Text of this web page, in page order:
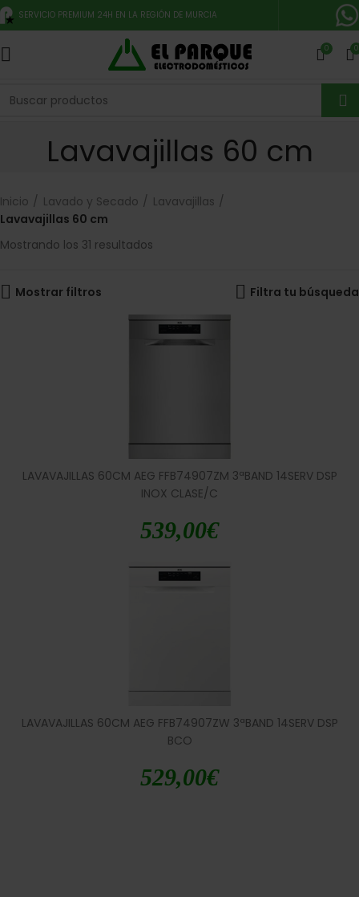
SERVICIO PREMIUM 24H EN LA REGIÓN DE MURCIA
0 0
Lavavajillas 60 cm
Inicio Lavado y Secado
Lavavajillas
Lavavajillas 60 cm
Mostrando los 31 resultados
Mostrar filtros Filtra tu búsqueda
LAVAVAJILLAS 60CM AEG FFB74907ZM 3ªBAND 14SERV DSP
INOX CLASE/C
539,00€
LAVAVAJILLAS 60CM AEG FFB74907ZW 3ªBAND 14SERV DSP
BCO
529,00€